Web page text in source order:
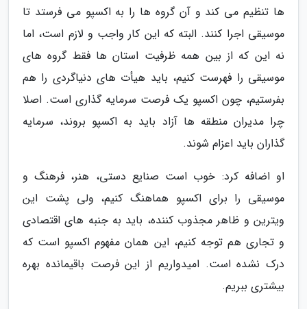
ها تنظیم می کند و آن گروه ها را به اکسپو می فرستد تا
موسیقی اجرا کنند. البته که این کار واجب و لازم است، اما
نه این که از بین همه ظرفیت استان ها فقط گروه های
موسیقی را فهرست کنیم، باید هیأت های دنیاگردی را هم
بفرستیم، چون اکسپو یک فرصت سرمایه گذاری است. اصلا
چرا مدیران منطقه ها آزاد باید به اکسپو بروند، سرمایه
گذاران باید اعزام شوند.
او اضافه کرد: خوب است صنایع دستی، هنر، فرهنگ و
موسیقی را برای اکسپو هماهنگ کنیم، ولی پشت این
ویترین و ظاهر مجذوب کننده، باید به جنبه های اقتصادی
و تجاری هم توجه کنیم، این همان مفهوم اکسپو است که
درک نشده است. امیدواریم از این فرصت باقیمانده بهره
بیشتری ببریم.